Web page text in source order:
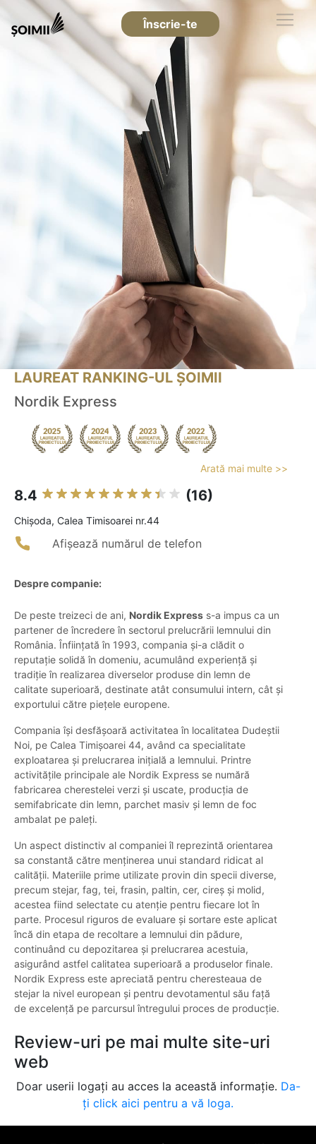
Înscrie-te
LAUREAT RANKING-UL ȘOIMII
Nordik Express
Arată mai multe >>
8.4 (16)
Chişoda, Calea Timisoarei nr.44
Afișează numărul de telefon
Despre companie:
De peste treizeci de ani, Nordik Express s-a impus ca un
partener de încredere în sectorul prelucrării lemnului din
România. Înființată în 1993, compania și-a clădit o
reputație solidă în domeniu, acumulând experiență și
tradiție în realizarea diverselor produse din lemn de
calitate superioară, destinate atât consumului intern, cât și
exportului către piețele europene.
Compania își desfășoară activitatea în localitatea Dudeștii
Noi, pe Calea Timișoarei 44, având ca specialitate
exploatarea și prelucrarea inițială a lemnului. Printre
activitățile principale ale Nordik Express se numără
fabricarea cherestelei verzi și uscate, producția de
semifabricate din lemn, parchet masiv și lemn de foc
ambalat pe paleți.
Un aspect distinctiv al companiei îl reprezintă orientarea
sa constantă către menținerea unui standard ridicat al
calității. Materiile prime utilizate provin din specii diverse,
precum stejar, fag, tei, frasin, paltin, cer, cireș și molid,
acestea fiind selectate cu atenție pentru fiecare lot în
parte. Procesul riguros de evaluare și sortare este aplicat
încă din etapa de recoltare a lemnului din pădure,
continuând cu depozitarea și prelucrarea acestuia,
asigurând astfel calitatea superioară a produselor finale.
Nordik Express este apreciată pentru cheresteaua de
stejar la nivel european și pentru devotamentul său față
de excelență pe parcursul întregului proces de producție.
Review-uri pe mai multe site-uri
web
Doar userii logați au acces la această informație. Da-
ți click aici pentru a vă loga.